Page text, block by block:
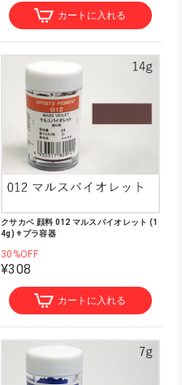
カートに入れる
クサカベ 顔料 012 マルスバイオレット (1
4g) ※プラ容器
30%OFF
¥308
カートに入れる